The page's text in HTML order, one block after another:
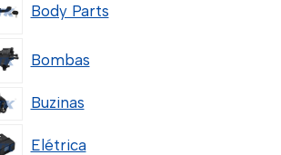
Body Parts
Bombas
Buzinas
Elétrica